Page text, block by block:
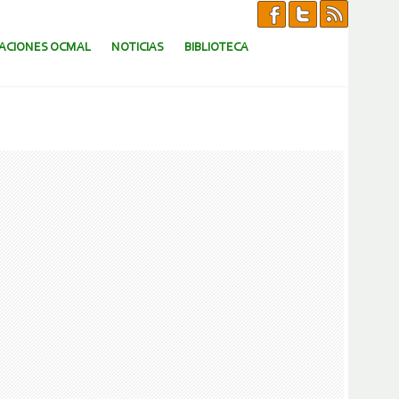
OCMAL NOTICIAS BIBLIOTECA